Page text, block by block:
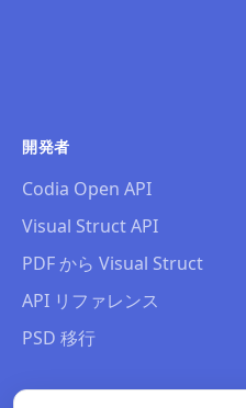
開発者
Codia Open API
Visual Struct API
PDF から Visual Struct
API リファレンス
PSD 移行